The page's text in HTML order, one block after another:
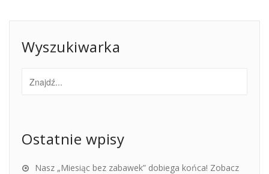
Wyszukiwarka
Ostatnie wpisy
Nasz „Miesiąc bez zabawek” dobiega końca! Zobacz